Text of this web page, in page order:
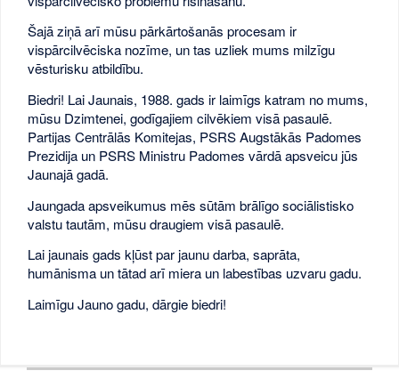
Šajā ziņā arī mūsu pārkārtošanās procesam ir
vispārcilvēciska nozīme, un tas uzliek mums milzīgu
vēsturisku atbildību.
Biedri! Lai Jaunais, 1988. gads ir laimīgs katram no mums,
mūsu Dzimtenei, godīgajiem cilvēkiem visā pasaulē.
Partijas Centrālās Komitejas, PSRS Augstākās Padomes
Prezidija un PSRS Ministru Padomes vārdā apsveicu jūs
Jaunajā gadā.
Jaungada apsveikumus mēs sūtām brālīgo sociālistisko
valstu tautām, mūsu draugiem visā pasaulē.
Lai jaunais gads kļūst par jaunu darba, saprāta,
humānisma un tātad arī miera un labestības uzvaru gadu.
Laimīgu Jauno gadu, dārgie biedri!